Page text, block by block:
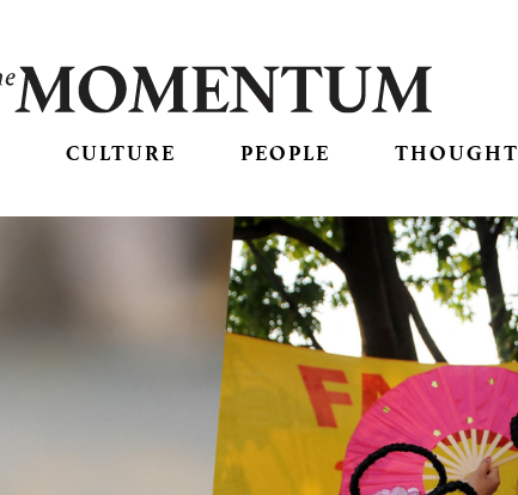
CULTURE PEOPLE THOUGHT